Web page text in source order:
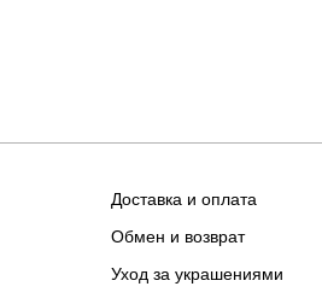
Доставка и оплата
Обмен и возврат
Уход за украшениями